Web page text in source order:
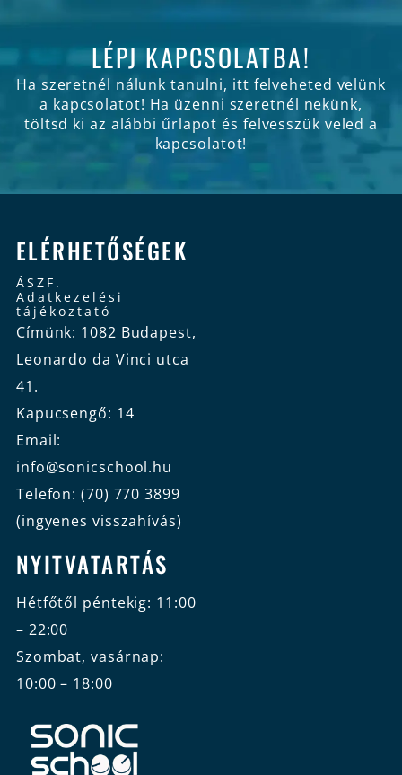
LÉPJ KAPCSOLATBA!
Ha szeretnél nálunk tanulni, itt felveheted velünk
a kapcsolatot! Ha üzenni szeretnél nekünk,
töltsd ki az alábbi űrlapot és felvesszük veled a
kapcsolatot!
ELÉRHETŐSÉGEK
ÁSZF.
Adatkezelési
tájékoztató
Címünk: 1082 Budapest,
Leonardo da Vinci utca
41.
Kapucsengő: 14
Email:
info@sonicschool.hu
Telefon: (70) 770 3899
(ingyenes visszahívás)
NYITVATARTÁS
Hétfőtől péntekig: 11:00
– 22:00
Szombat, vasárnap:
10:00 – 18:00